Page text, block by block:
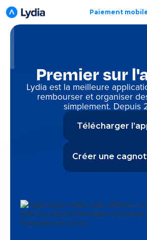
Paiement
Premier sur
Lydia est la meilleure
rembourser et organiser
simplement. Depuis
Télécharger
Créer une